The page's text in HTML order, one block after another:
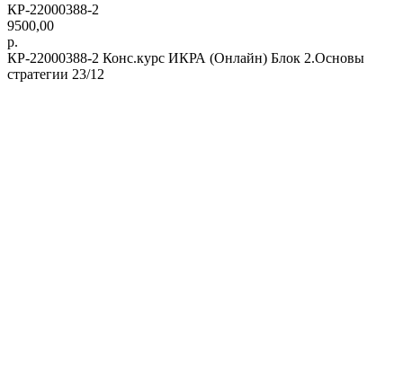
КР-22000388-2
9500,00
р.
КР-22000388-2 Конс.курс ИКРА (Онлайн) Блок 2.Основы
стратегии 23/12